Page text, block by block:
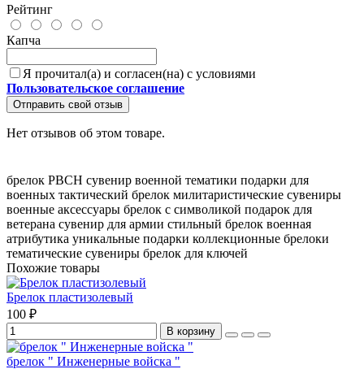
Рейтинг
Капча
Я прочитал(а) и согласен(на) с условиями
Пользовательское соглашение
Отправить свой отзыв
Нет отзывов об этом товаре.
брелок РВСН сувенир военной тематики подарки для
военных тактический брелок милитаристические сувениры
военные аксессуары брелок с символикой подарок для
ветерана сувенир для армии стильный брелок военная
атрибутика уникальные подарки коллекционные брелоки
тематические сувениры брелок для ключей
Похожие товары
Брелок пластизолевый
100 ₽
В корзину
брелок " Инженерные войска "